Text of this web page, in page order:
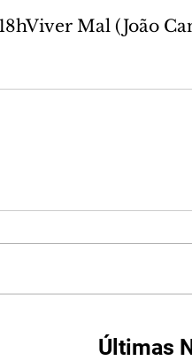
Mal (João
Últimas